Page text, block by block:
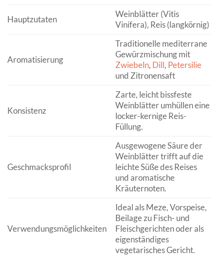
Hauptzutaten
Weinblätter (Vitis
Vinifera), Reis (langkörnig)
Aromatisierung
Traditionelle mediterrane
Gewürzmischung mit
Zwiebeln, Dill, Petersilie
und Zitronensaft
Konsistenz
Zarte, leicht bissfeste
Weinblätter umhüllen eine
locker-kernige Reis-
Füllung.
Geschmacksprofil
Ausgewogene Säure der
Weinblätter trifft auf die
leichte Süße des Reises
und aromatische
Kräuternoten.
Verwendungsmöglichkeiten
Ideal als Meze, Vorspeise,
Beilage zu Fisch- und
Fleischgerichten oder als
eigenständiges
vegetarisches Gericht.